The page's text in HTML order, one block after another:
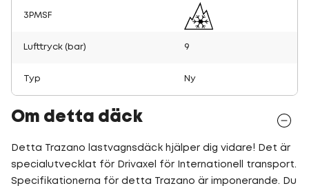
3PMSF
Lufttryck (bar) 9
Typ Ny
Om detta däck
Detta Trazano lastvagnsdäck hjälper dig vidare! Det är
specialutvecklat för Drivaxel för Internationell transport.
Specifikationerna för detta Trazano är imponerande. Du